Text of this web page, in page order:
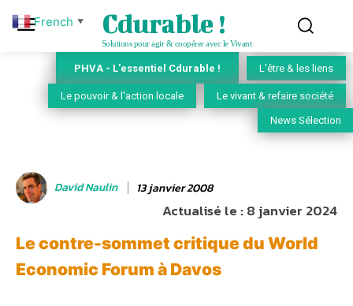
Cdurable !
Solutions pour agir & coopérer avec le Vivant
PHVA - L'essentiel Cdurable ! L'être & les liens
Le pouvoir & l'action locale Le vivant & refaire société
News Sélection
David Naulin 13 janvier 2008
Actualisé le :8 janvier 2024
Le contre-sommet critique du World
Economic Forum à Davos
French ▼